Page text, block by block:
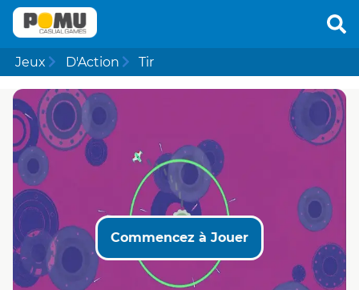
Jeux D'Action Tir
Commencez à Jouer